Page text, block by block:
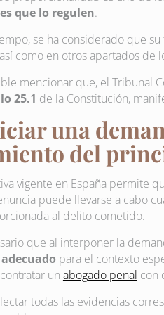
que lo regulen.
se ha considerado que
como en otros apartados de
mencionar que, el Tribunal
25.1 de la Constitución,
una
del
vigente en España
puede llevarse a cabo
al delito cometido.
que al interponer la
para el contexto
un abogado penal con
todas las evidencias